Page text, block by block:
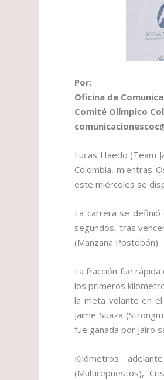
Por:
Oficina de
Comité Olímpico
Lucas Haedo (Team
Colombia, mientras
este miércoles se
La carrera se
segundos, tras
(Manzana Postobón).
La fracción fue
los primeros
la meta volante en
Jaime Suaza
fue ganada por Jairo
Kilómetros
(Multirepuestos),